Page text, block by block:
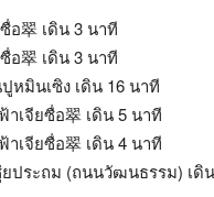
อ翠 เดิน 3 นาที
อ翠 เดิน 3 นาที
หมินเซิง เดิน 16 นาที
เจียซื่อ翠 เดิน 5 นาที
เจียซื่อ翠 เดิน 4 นาที
ยประถม (ถนนวัฒนธรรม) เดิ